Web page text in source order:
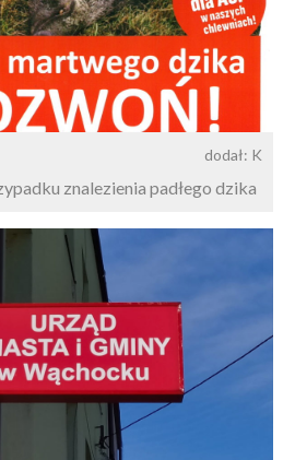
dodał: K
znalezienia padłego dzika